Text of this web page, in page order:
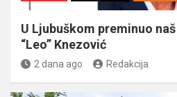
U Ljubuškom preminuo
“Leo” Knezović
2 dana ago Redakcija